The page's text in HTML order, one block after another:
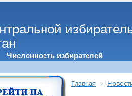
Численность избирателей
Главная